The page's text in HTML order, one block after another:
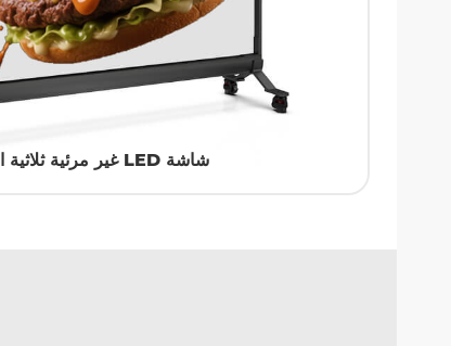
شاشة LED غير مرئية ثلاثية الأبعاد